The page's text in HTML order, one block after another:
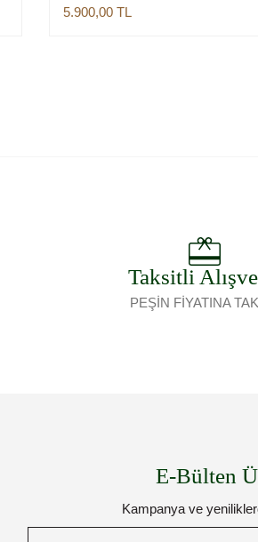
5.900,00 TL
Taksitli
PEŞİN FİYATINA
E-Bülten
Kampanya ve